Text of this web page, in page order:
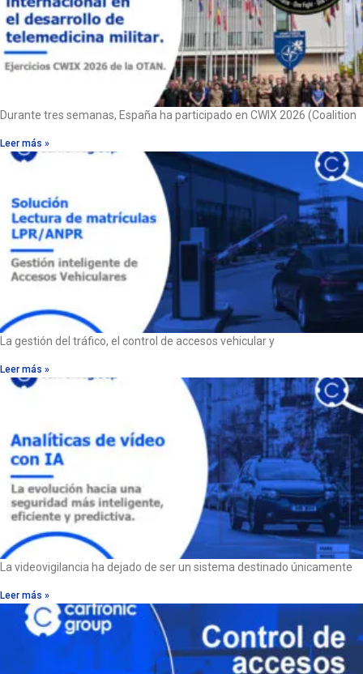
Durante tres semanas, España ha participado en CWIX 2026 (Coalition
Leer más »
La gestión del tráfico, el control de accesos vehicular y
Leer más »
La videovigilancia ha dejado de ser un sistema destinado únicamente
Leer más »